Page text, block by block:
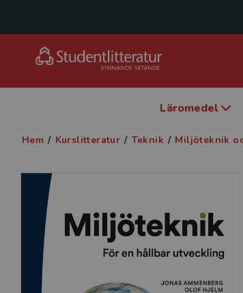
Läromedel
Hem / Kurslitteratur / Teknik / Miljöteknik